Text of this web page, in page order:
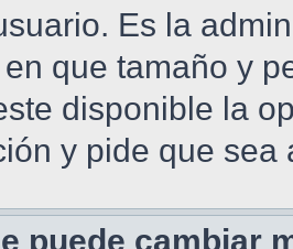
Es la
que tamaño y
disponible la
y pide que sea
puede cambiar